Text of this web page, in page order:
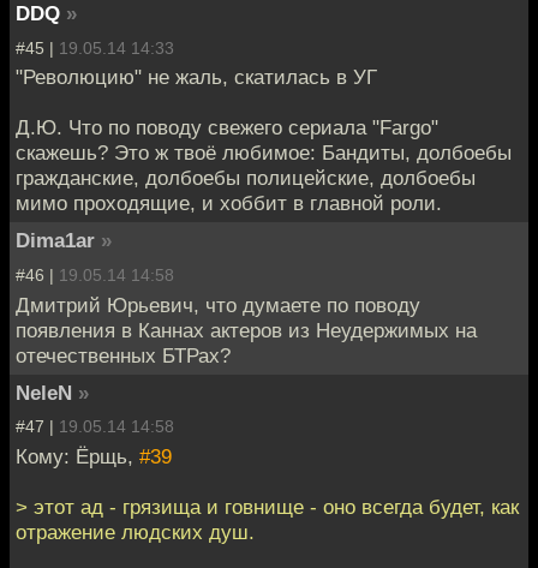
DDQ »
#45 | 19.05.14 14:33
"Революцию" не жаль, скатилась в УГ
Д.Ю. Что по поводу свежего сериала "Fargo"
скажешь? Это ж твоё любимое: Бандиты, долбоебы
гражданские, долбоебы полицейские, долбоебы
мимо проходящие, и хоббит в главной роли.
Dima1ar »
#46 | 19.05.14 14:58
Дмитрий Юрьевич, что думаете по поводу
появления в Каннах актеров из Неудержимых на
отечественных БТРах?
NeleN »
#47 | 19.05.14 14:58
Кому: Ёрщь, #39
> этот ад - грязища и говнище - оно всегда будет, как
отражение людских душ.